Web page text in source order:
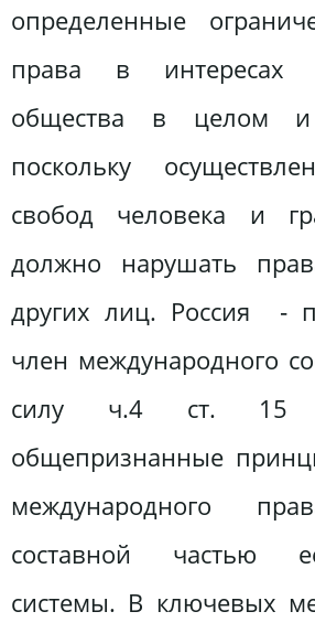
определенные
права в интересах
общества в целом и
поскольку
свобод человека и
должно нарушать
других лиц. Россия ‑
член международного
силу ч.4 ст. 15
общепризнанные
международного
составной частью
системы. В ключевых